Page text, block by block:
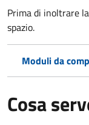
Prima di inoltrare
spazio.
Moduli da
Cosa